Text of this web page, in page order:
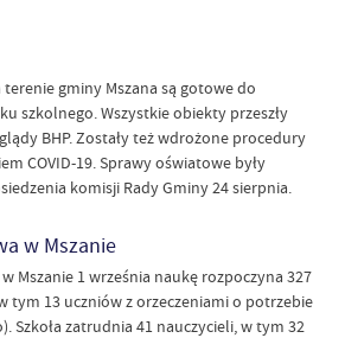
gminy Mszana są gotowe do
szkolnego. Wszystkie obiekty przeszły
BHP. Zostały też wdrożone procedury
COVID-19. Sprawy oświatowe były
komisji Rady Gminy 24 sierpnia.
w Mszanie
Mszanie 1 września naukę rozpoczyna 327
tym 13 uczniów z orzeczeniami o potrzebie
Szkoła zatrudnia 41 nauczycieli, w tym 32